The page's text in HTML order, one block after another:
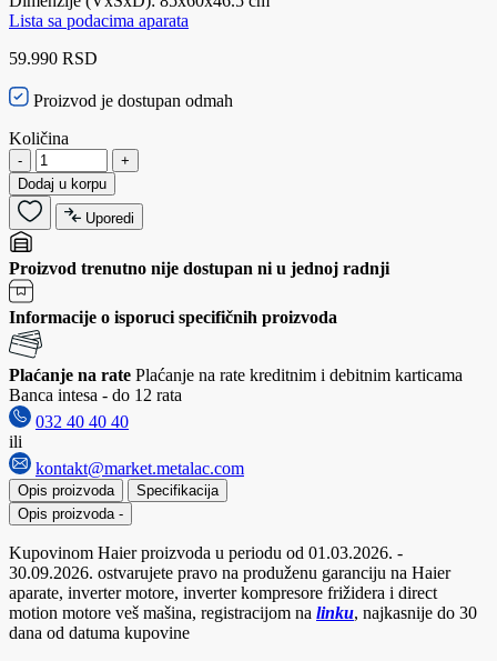
Lista sa podacima aparata
59.990 RSD
Proizvod je dostupan odmah
Količina
-
+
Dodaj u korpu
Uporedi
Proizvod trenutno nije dostupan ni u jednoj radnji
Informacije o isporuci specifičnih proizvoda
Plaćanje na rate Plaćanje na rate kreditnim i debitnim karticama
Banca intesa - do 12 rata
032 40 40 40
ili
kontakt@market.metalac.com
Opis proizvoda
Specifikacija
Opis proizvoda -
Kupovinom Haier proizvoda u periodu od 01.03.2026. -
30.09.2026. ostvarujete pravo na produženu garanciju na Haier
aparate, inverter motore, inverter kompresore frižidera i direct
motion motore veš mašina, registracijom na linku, najkasnije do 30
dana od datuma kupovine